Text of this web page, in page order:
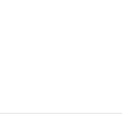
kosztów płatności